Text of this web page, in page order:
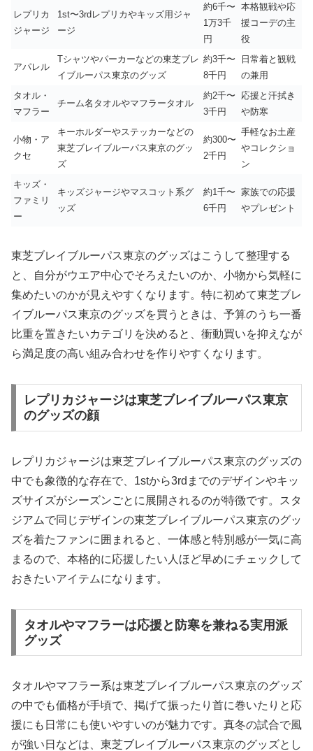
レプリカ
ジャージ
1st〜3rdレプリカやキッズ用ジャ
ージ
約6千〜
1万3千
円
本格観戦や応
援コーデの主
役
アパレル
Tシャツやパーカーなどの東芝ブレ
イブルーパス東京のグッズ
約3千〜
8千円
日常着と観戦
の兼用
タオル・
マフラー
チーム名タオルやマフラータオル
約2千〜
3千円
応援と汗拭き
や防寒
小物・ア
クセ
キーホルダーやステッカーなどの
東芝ブレイブルーパス東京のグッ
ズ
約300〜
2千円
手軽なお土産
やコレクショ
ン
キッズ・
ファミリ
ー
キッズジャージやマスコット系グ
ッズ
約1千〜
6千円
家族での応援
やプレゼント
東芝ブレイブルーパス東京のグッズはこうして整理する
と、自分がウエア中心でそろえたいのか、小物から気軽に
集めたいのかが見えやすくなります。特に初めて東芝ブレ
イブルーパス東京のグッズを買うときは、予算のうち一番
比重を置きたいカテゴリを決めると、衝動買いを抑えなが
ら満足度の高い組み合わせを作りやすくなります。
レプリカジャージは東芝ブレイブルーパス東京
のグッズの顔
レプリカジャージは東芝ブレイブルーパス東京のグッズの
中でも象徴的な存在で、1stから3rdまでのデザインやキッ
ズサイズがシーズンごとに展開されるのが特徴です。スタ
ジアムで同じデザインの東芝ブレイブルーパス東京のグッ
ズを着たファンに囲まれると、一体感と特別感が一気に高
まるので、本格的に応援したい人ほど早めにチェックして
おきたいアイテムになります。
タオルやマフラーは応援と防寒を兼ねる実用派
グッズ
タオルやマフラー系は東芝ブレイブルーパス東京のグッズ
の中でも価格が手頃で、掲げて振ったり首に巻いたりと応
援にも日常にも使いやすいのが魅力です。真冬の試合で風
が強い日などは、東芝ブレイブルーパス東京のグッズとし